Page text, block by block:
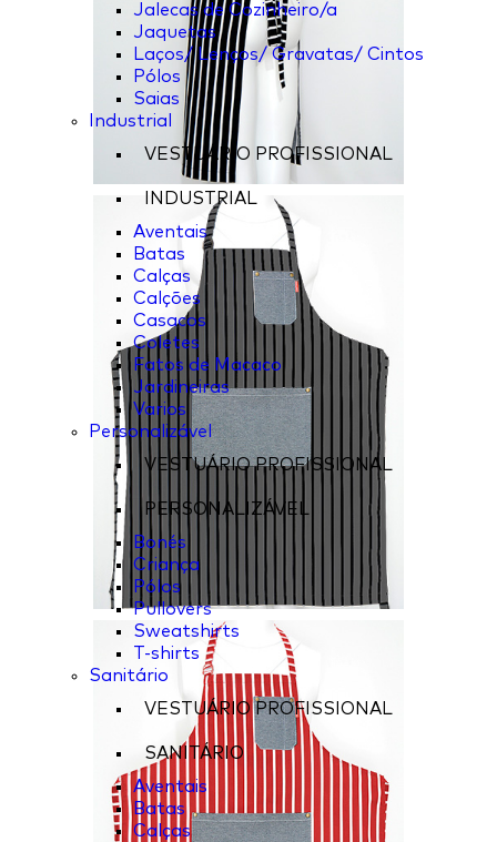
Jalecas de Cozinheiro/a
Jaquetas
Laços/ Lenços/ Gravatas/ Cintos
Pólos
Saias
Industrial
VESTUÁRIO PROFISSIONAL
INDUSTRIAL
Aventais
Batas
Calças
Calções
Casacos
Coletes
Fatos de Macaco
Jardineiras
Varios
Personalizável
VESTUÁRIO PROFISSIONAL
PERSONALIZÁVEL
Bonés
Criança
Pólos
Pullovers
Sweatshirts
T-shirts
Sanitário
VESTUÁRIO PROFISSIONAL
SANITÁRIO
Aventais
Batas
Calças